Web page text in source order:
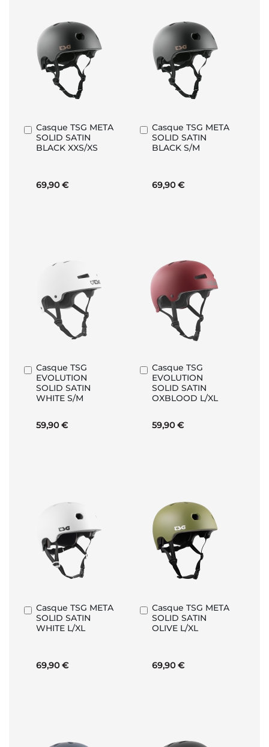
Casque TSG META
SOLID SATIN
BLACK XXS/XS
69,90 €
Ajouter
au
panier
Casque TSG META
SOLID SATIN
BLACK S/M
69,90 €
Ajouter
au
panier
Casque TSG
EVOLUTION
SOLID SATIN
WHITE S/M
59,90 €
Ajouter
au
panier
Casque TSG
EVOLUTION
SOLID SATIN
OXBLOOD L/XL
59,90 €
Ajouter
au
panier
Casque TSG META
SOLID SATIN
WHITE L/XL
69,90 €
Ajouter
au
panier
Casque TSG META
SOLID SATIN
OLIVE L/XL
69,90 €
Ajouter
au
panier